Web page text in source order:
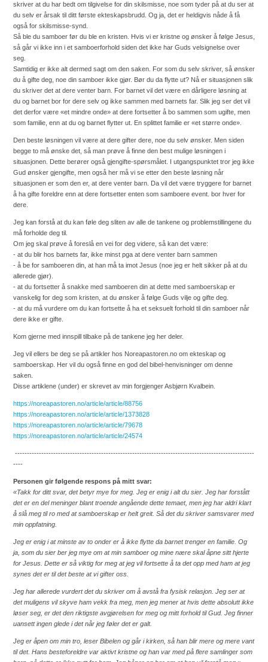
skriver at du har bedt om tilgivelse for din skilsmisse, noe som tyder på at du ser at
du selv er årsak til ditt første ekteskapsbrudd. Og ja, det er heldigvis nåde å få
også for skilsmisse-synd.
Så ble du samboer før du ble en kristen. Hvis vi er kristne og ønsker å følge Jesus,
så går vi ikke inn i et samboerforhold siden det ikke har Guds velsignelse over
seg.
Samtidig er ikke alt dermed sagt om den saken. For som du selv skriver, så ønsker
du å gifte deg, noe din samboer ikke gjør. Bør du da flytte ut? Nå er situasjonen slik
du skriver det at dere venter barn. For barnet vil det være en dårligere løsning at
du og barnet bor for dere selv og ikke sammen med barnets far. Slik jeg ser det vil
det derfor være «et mindre onde» at dere fortsetter å bo sammen som ugifte, men
som familie, enn at du og barnet flytter ut. En splittet familie er «et større onde».
Den beste løsningen vil være at dere gifter dere, noe du selv ønsker. Men siden
begge to må ønske det, så man prøve å finne den best mulige løsningen i
situasjonen. Dette berører også gjengifte-spørsmålet. I utgangspunktet tror jeg ikke
Gud ønsker gjengifte, men også her må vi se etter den beste løsning når
situasjonen er som den er, at dere venter barn. Da vil det være tryggere for barnet
å ha gifte foreldre enn at dere fortsetter enten som samboere event. bor hver for
dere.
Jeg kan forstå at du kan føle deg sliten av alle de tankene og problemstillingene du
må forholde deg til.
Om jeg skal prøve å foreslå en vei for deg videre, så kan det være:
- at du blir hos barnets far, ikke minst pga at dere venter barn sammen
- å be for samboeren din, at han må ta imot Jesus (noe jeg er helt sikker på at du
allerede gjør).
- at du fortsetter å snakke med samboeren din at dette med samboerskap er
vanskelig for deg som kristen, at du ønsker å følge Guds vilje og gifte deg.
- at du må vurdere om du kan fortsette å ha et seksuelt forhold til din samboer når
dere ikke er gifte.
Kom gjerne med innspill tilbake på de tankene jeg her deler.
Jeg vil ellers be deg se på artikler hos Noreapastoren.no om ekteskap og
samboerskap. Her vil du også finne en god del bibel-henvisninger om denne
saken.
Disse artiklene (under) er skrevet av min forgjenger Asbjørn Kvalbein.
https://noreapastoren.no/article/article/88756
https://noreapastoren.no/article/article/1373828
https://noreapastoren.no/article/article/79678
https://noreapastoren.no/article/article/24574
----------------------------------------------------------------------------------------------------
----
Personen gir følgende respons på mitt svar:
«Takk for ditt svar, det betyr mye for meg. Jeg er enig i alt du sier. Jeg har forstått
det er en del meninger blant troende angående dette temaet, men jeg har aldri klart
å slå meg til ro med at samboerskap er helt greit. Så det du skriver samsvarer med
min oppfatning.
Jeg er enig i at minste av to onder er å ikke flytte da barnet trenger en familie. Og
ja, som du sier ber jeg mye om at min samboer og mine nære skal åpne sitt hjerte
for Jesus. Dette er så viktig for meg at jeg vil fortsette å ta det opp med ham at jeg
synes det er til det beste at vi gifter oss.
Jeg har allerede vurdert det du skriver om å avstå fra fysisk relasjon. Jeg ser at
det muligens vil skyve ham vekk fra meg, men jeg mener at hvis dette absolutt ikke
løser seg, er det den riktigste avgjørelsen for meg og mitt forhold til Gud. Jeg finner
uansett ingen glede i det når jeg føler det er galt.
Jeg er åpen om min tro, leser Bibelen og går i kirken, så han blir mere og mere vant
til det. Hans besteforeldre var aktivt kristne og han var med på flere samlinger som